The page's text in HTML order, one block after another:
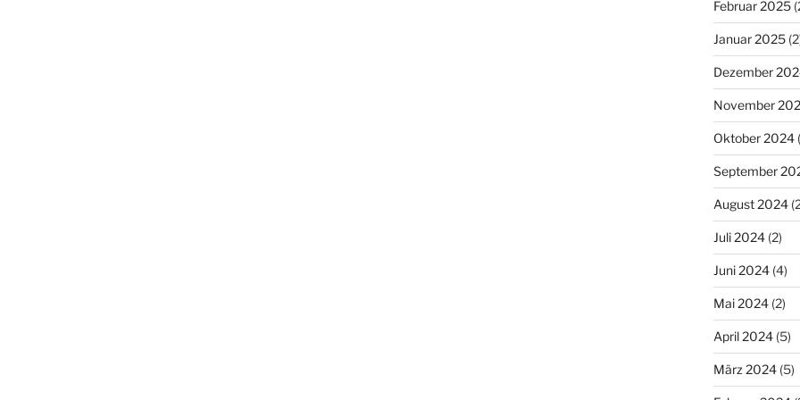
Februar 2025
Januar 2025
Dezember
November
Oktober 2024
September
August 2024
Juli 2024(2)
Juni 2024(4)
Mai 2024(2)
April 2024(5)
März 2024(5)